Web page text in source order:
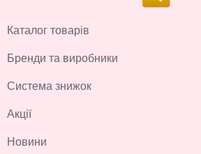
Каталог товарів
Бренди та виробники
Система знижок
Акції
Новини